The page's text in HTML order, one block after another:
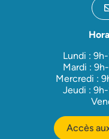
Lundi :
Mardi :
Mercredi :
Jeudi :
Accès